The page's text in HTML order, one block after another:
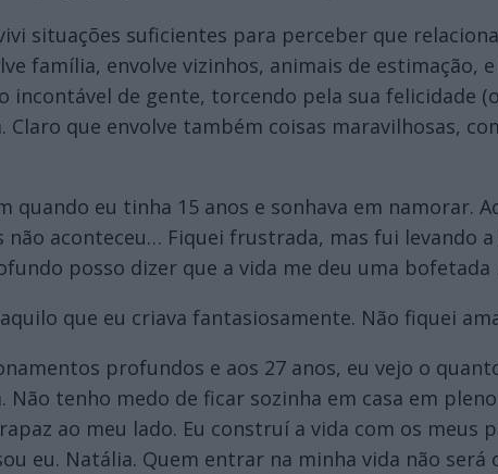
situações suficientes para perceber que
família, envolve vizinhos, animais de estimação,
incontável de gente, torcendo pela sua felicidade
Claro que envolve também coisas maravilhosas,
quando eu tinha 15 anos e sonhava em namorar.
não aconteceu… Fiquei frustrada, mas fui levando
posso dizer que a vida me deu uma bofetada
que eu criava fantasiosamente. Não fiquei
profundos e aos 27 anos, eu vejo o
Não tenho medo de ficar sozinha em casa em
ao meu lado. Eu construí a vida com os meus
eu. Natália. Quem entrar na minha vida não